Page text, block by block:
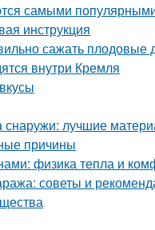
самыми
инструкция
сажать плодовые
внутри Кремля
снаружи: лучшие
причины
физика тепла и
советы и